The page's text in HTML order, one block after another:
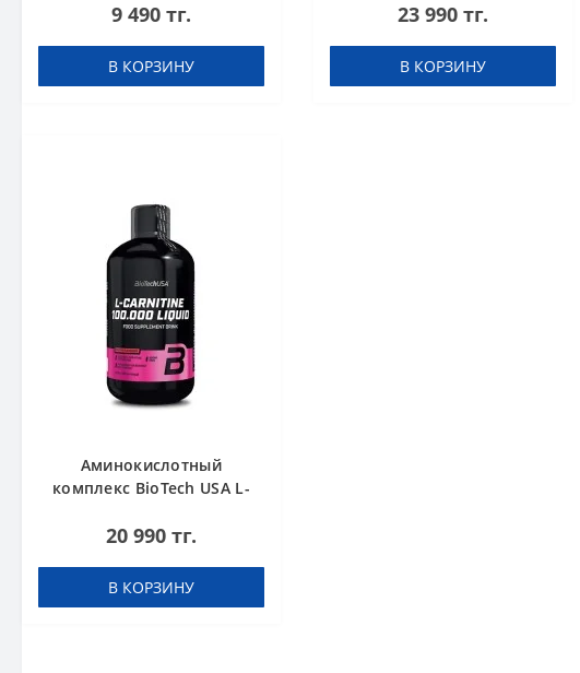
9 490 тг.
В КОРЗИНУ
23 990 тг.
В КОРЗИНУ
Аминокислотный
комплекс BioTech USA L-
500 мл
20 990 тг.
В КОРЗИНУ